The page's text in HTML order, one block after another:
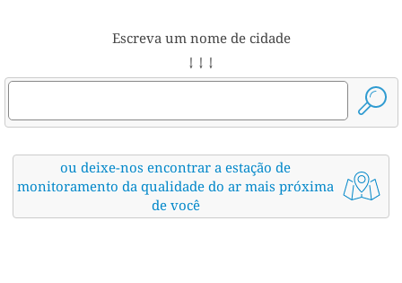
Escreva um nome de cidade
↓ ↓ ↓
ou deixe-nos encontrar a estação de
monitoramento da qualidade do ar mais próxima
de você